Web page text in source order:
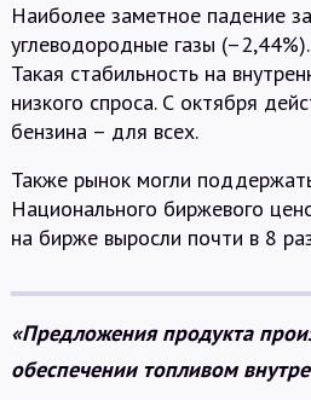
Наиболее заметное падение
углеводородные газы (–2,44%).
Такая стабильность на
низкого спроса. С октября
бензина – для всех.
Также рынок могли
Национального биржевого
на бирже выросли почти в 8
«Предложения продукта
обеспечении топливом